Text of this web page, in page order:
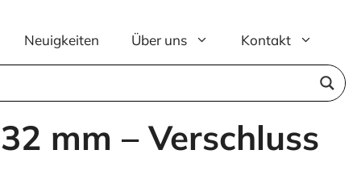
Neuigkeiten Über uns Kontakt
32 mm – Verschluss